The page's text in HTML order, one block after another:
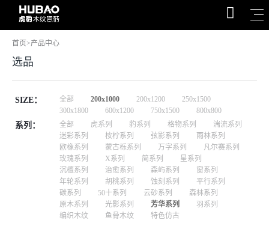
首页>产品中心
选品
SIZE： 全部 200x1000 200x1200
250x1500
300x1800
600x1200 750x1500 800x800
系列： 全部 虎系列 豹系列 格物系列
湍流系列
迷彩系列
桉柠系列 弦影系列
雨林系列
欧橡系列
蒙古栎系列 万字系列
凡尔赛系列
玫瑰系列
X系列 简系列
星系列
沉檀系列
治愈系列 森屿系列
窗系列
年轮系列
胡桃系列 蚀刻系列
平行系列
碳系列
50十系列 云砂系列
森林系列
原木系列
光影系列 芳华系列
羽系列
编织木纹
鱼骨木纹 特色仿古